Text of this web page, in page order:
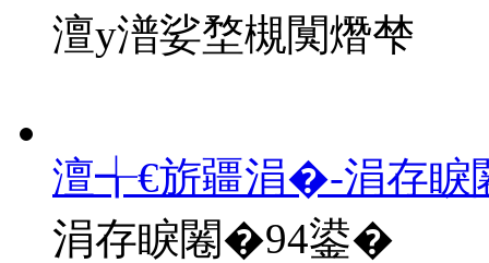
澶у潽娑堥槻闃熸梺
澶╅€旂疆涓�-涓存睙
涓存睙闂�94鍙�